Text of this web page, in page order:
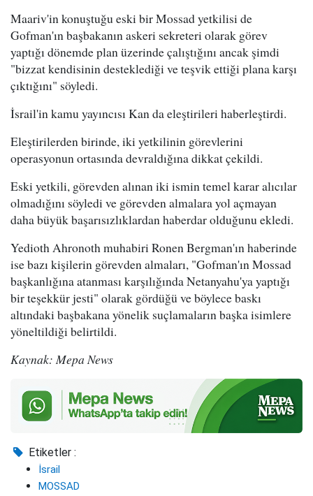
Maariv'in konuştuğu eski bir Mossad yetkilisi de
Gofman'ın başbakanın askeri sekreteri olarak görev
yaptığı dönemde plan üzerinde çalıştığını ancak şimdi
"bizzat kendisinin desteklediği ve teşvik ettiği plana karşı
çıktığını" söyledi.
İsrail'in kamu yayıncısı Kan da eleştirileri haberleştirdi.
Eleştirilerden birinde, iki yetkilinin görevlerini
operasyonun ortasında devraldığına dikkat çekildi.
Eski yetkili, görevden alınan iki ismin temel karar alıcılar
olmadığını söyledi ve görevden almalara yol açmayan
daha büyük başarısızlıklardan haberdar olduğunu ekledi.
Yedioth Ahronoth muhabiri Ronen Bergman'ın haberinde
ise bazı kişilerin görevden almaları, "Gofman'ın Mossad
başkanlığına atanması karşılığında Netanyahu'ya yaptığı
bir teşekkür jesti" olarak gördüğü ve böylece baskı
altındaki başbakana yönelik suçlamaların başka isimlere
yöneltildiği belirtildi.
Kaynak: Mepa News
Etiketler :
İsrail
MOSSAD